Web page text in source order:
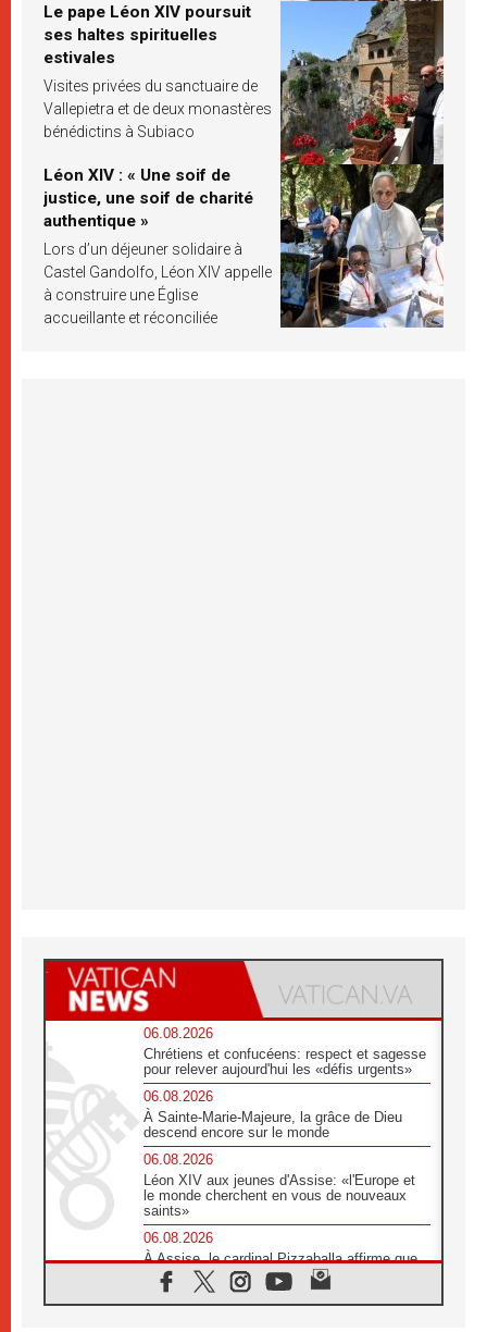
Le pape Léon XIV poursuit
ses haltes spirituelles
estivales
Visites privées du sanctuaire de
Vallepietra et de deux monastères
bénédictins à Subiaco
Léon XIV : « Une soif de
justice, une soif de charité
authentique »
Lors d’un déjeuner solidaire à
Castel Gandolfo, Léon XIV appelle
à construire une Église
accueillante et réconciliée
06.08.2026
Chrétiens et confucéens: respect et sagesse
pour relever aujourd'hui les «défis urgents»
06.08.2026
À Sainte-Marie-Majeure, la grâce de Dieu
descend encore sur le monde
06.08.2026
Léon XIV aux jeunes d'Assise: «l'Europe et
le monde cherchent en vous de nouveaux
saints»
06.08.2026
À Assise, le cardinal Pizzaballa affirme que
«les chrétiens veulent la paix»
06.08.2026